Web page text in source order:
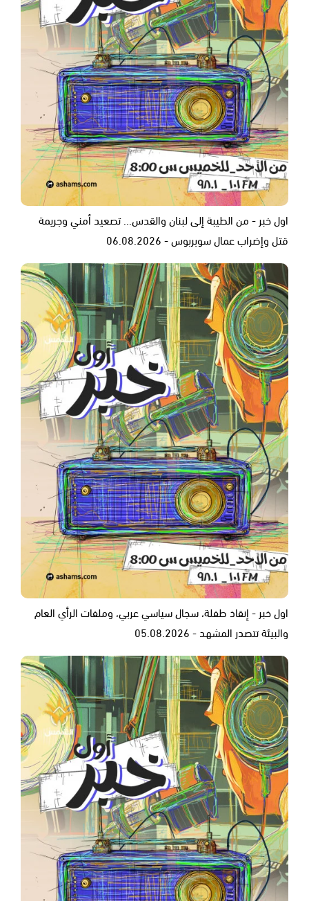
اول خبر - من الطيبة إلى لبنان والقدس... تصعيد أمني وجريمة
قتل وإضراب عمال سوبربوس - 06.08.2026
اول خبر - إنقاذ طفلة، سجال سياسي عربي، وملفات الرأي العام
والبيئة تتصدر المشهد - 05.08.2026